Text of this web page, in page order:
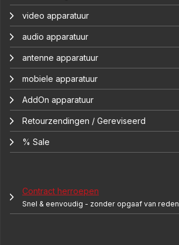
video apparatuur
audio apparatuur
antenne apparatuur
mobiele apparatuur
AddOn apparatuur
Retourzendingen / Gereviseerd
% Sale
Contract herroepen
Snel & eenvoudig - zonder opgaaf van reden